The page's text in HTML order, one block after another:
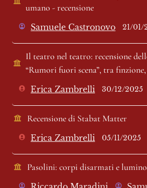
umano - recensione
Samuele Castronovo 21/01/
Il teatro nel teatro: recensione
“Rumori fuori scena”, tra
Erica Zambrelli 30/12/2025
Recensione di Stabat Matter
Erica Zambrelli 05/11/2025
Pasolini: corpi disarmati e